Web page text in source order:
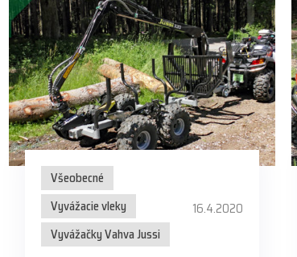
Všeobecné
Vyvážacie vleky
Vyvážačky Vahva Jussi
16.4.2020